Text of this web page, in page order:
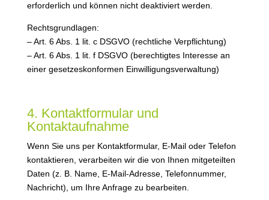
erforderlich und können nicht deaktiviert werden.
Rechtsgrundlagen:
– Art. 6 Abs. 1 lit. c DSGVO (rechtliche Verpflichtung)
– Art. 6 Abs. 1 lit. f DSGVO (berechtigtes Interesse an
einer gesetzeskonformen Einwilligungsverwaltung)
4. Kontaktformular und
Kontaktaufnahme
Wenn Sie uns per Kontaktformular, E-Mail oder Telefon
kontaktieren, verarbeiten wir die von Ihnen mitgeteilten
Daten (z. B. Name, E-Mail-Adresse, Telefonnummer,
Nachricht), um Ihre Anfrage zu bearbeiten.